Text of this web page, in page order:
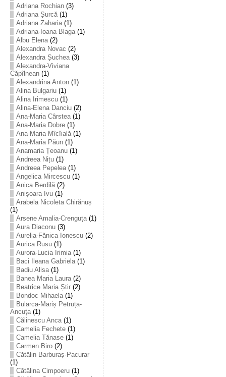
Adriana Rochian(3)
Adriana Șurcă(1)
Adriana Zaharia(1)
Adriana-Ioana Blaga(1)
Albu Elena(2)
Alexandra Novac (2)
Alexandra Șuchea(3)
Alexandra-Viviana
Căpîlnean(1)
Alexandrina Anton(1)
Alina Bulgariu(1)
Alina Irimescu(1)
Alina-Elena Danciu(2)
Ana-Maria Cârstea(1)
Ana-Maria Dobre(1)
Ana-Maria Mîcîială(1)
Ana-Maria Păun(1)
Anamaria Țeoanu(1)
Andreea Nițu(1)
Andreea Pepelea(1)
Angelica Mircescu(1)
Anica Berdilă(2)
Anișoara Ivu(1)
Arabela Nicoleta Chirănuș
(1)
Arsene Amalia-Crenguța(1)
Aura Diaconu(3)
Aurelia-Fănica Ionescu(2)
Aurica Rusu(1)
Aurora-Lucia Irimia(1)
Baci Ileana Gabriela(1)
Badiu Alisa(1)
Banea Maria Laura(2)
Beatrice Maria Știr(2)
Bondoc Mihaela(1)
Bularca-Mariș Petruța-
Ancuța(1)
Călinescu Anca(1)
Camelia Fechete(1)
Camelia Tănase(1)
Carmen Biro(2)
Cătălin Barburaș-Pacurar
(1)
Cătălina Cimpoeru(1)